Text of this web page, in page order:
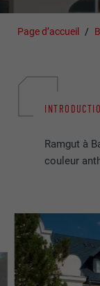
Page d’accueil
Ramgut à
couleur